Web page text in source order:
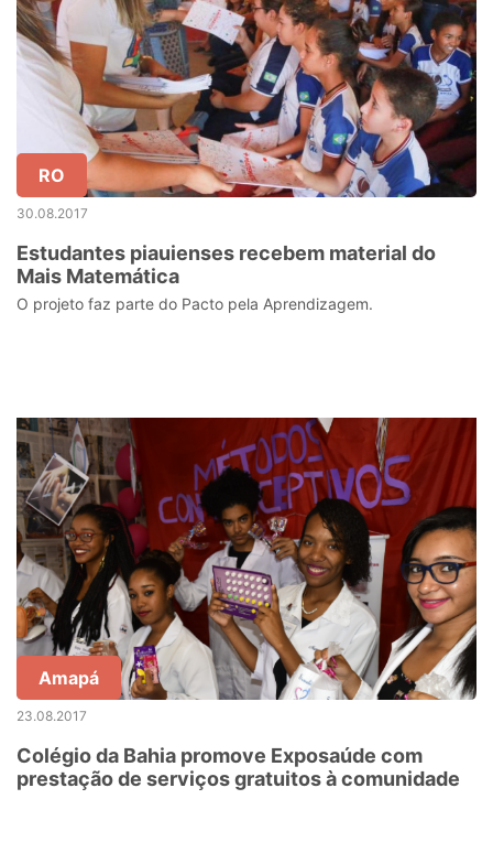
RO
30.08.2017
Estudantes piauienses recebem material do
Mais Matemática
O projeto faz parte do Pacto pela Aprendizagem.
Amapá
23.08.2017
Colégio da Bahia promove Exposaúde com
prestação de serviços gratuitos à comunidade